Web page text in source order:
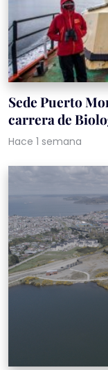
Sede Puerto
carrera de
Hace 1 semana